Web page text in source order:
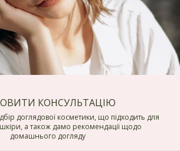
КОНСУЛЬТАЦІЮ
доглядової косметики, що підходить для
а також дамо рекомендації щодо
домашнього догляду